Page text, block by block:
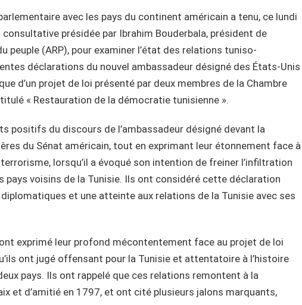
avec les pays du continent américain a tenu, ce lundi
présidée par Ibrahim Bouderbala, président de
peuple (ARP), pour examiner l’état des relations tuniso-
déclarations du nouvel ambassadeur désigné des États-Unis
d’un projet de loi présenté par deux membres de la Chambre
« Restauration de la démocratie tunisienne ».
positifs du discours de l’ambassadeur désigné devant la
du Sénat américain, tout en exprimant leur étonnement face à
lorsqu’il a évoqué son intention de freiner l’infiltration
pays voisins de la Tunisie. Ils ont considéré cette déclaration
et une atteinte aux relations de la Tunisie avec ses
exprimé leur profond mécontentement face au projet de loi
ont jugé offensant pour la Tunisie et attentatoire à l’histoire
pays. Ils ont rappelé que ces relations remontent à la
et d’amitié en 1797, et ont cité plusieurs jalons marquants,